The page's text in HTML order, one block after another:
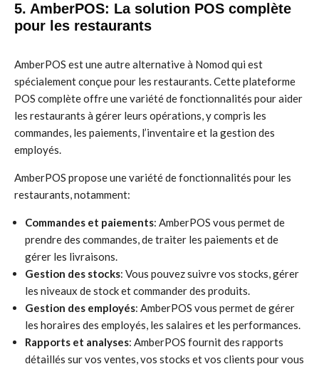
5. AmberPOS: La solution POS complète
pour les restaurants
AmberPOS est une autre alternative à Nomod qui est
spécialement conçue pour les restaurants. Cette plateforme
POS complète offre une variété de fonctionnalités pour aider
les restaurants à gérer leurs opérations, y compris les
commandes, les paiements, l’inventaire et la gestion des
employés.
AmberPOS propose une variété de fonctionnalités pour les
restaurants, notamment:
Commandes et paiements: AmberPOS vous permet de
prendre des commandes, de traiter les paiements et de
gérer les livraisons.
Gestion des stocks: Vous pouvez suivre vos stocks, gérer
les niveaux de stock et commander des produits.
Gestion des employés: AmberPOS vous permet de gérer
les horaires des employés, les salaires et les performances.
Rapports et analyses: AmberPOS fournit des rapports
détaillés sur vos ventes, vos stocks et vos clients pour vous